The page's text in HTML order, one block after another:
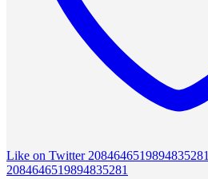
Like on Twitter 2084646519894835281
2084646519894835281